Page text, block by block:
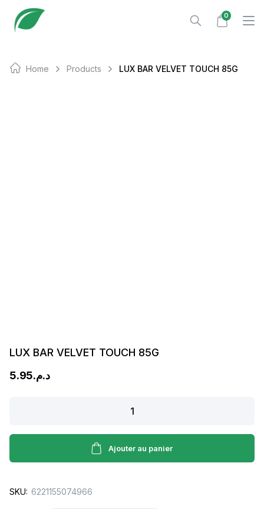
0
Home Products LUX BAR VELVET TOUCH 85G
LUX BAR VELVET TOUCH 85G
د.م.5.95
VELVET
85G
Ajouter au panier
SKU: 6221155074966